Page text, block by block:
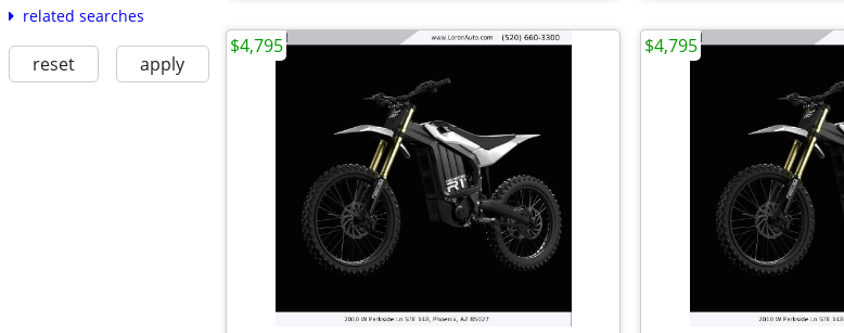
related searches
reset apply
$4,795 $4,795